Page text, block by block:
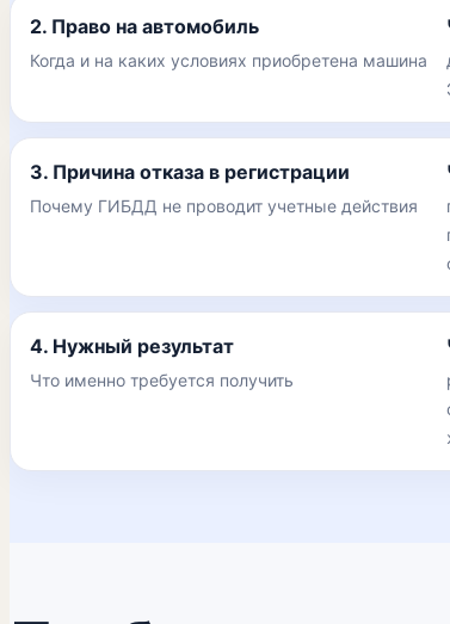
2. Право на автомобиль
Когда и на каких условиях приобретена машина
3. Причина отказа в регистрации
Почему ГИБДД не проводит учетные действия
4. Нужный результат
Что именно требуется получить